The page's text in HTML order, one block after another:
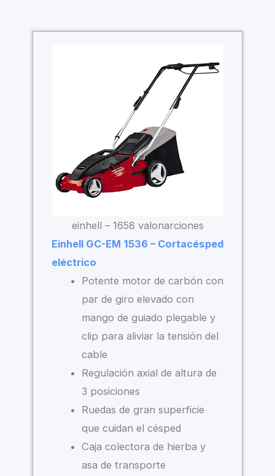
einhell – 1658 valonarciones
Einhell GC-EM 1536 – Cortacésped
eléctrico
Potente motor de carbón con
par de giro elevado con
mango de guiado plegable y
clip para aliviar la tensión del
cable
Regulación axial de altura de
3 posiciones
Ruedas de gran superficie
que cuidan el césped
Caja colectora de hierba y
asa de transporte